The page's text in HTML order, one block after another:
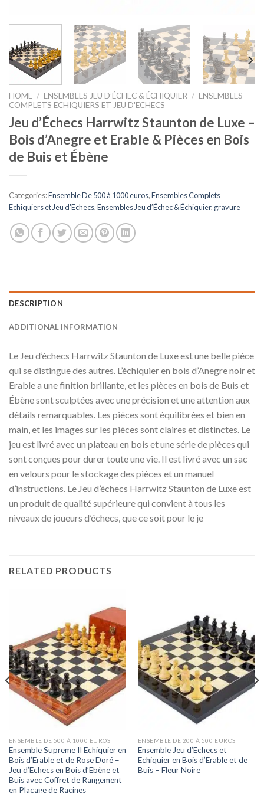
HOME / ENSEMBLES JEU D’ÉCHEC & ÉCHIQUIER / ENSEMBLES
COMPLETS ECHIQUIERS ET JEU D'ECHECS
Jeu d’Échecs Harrwitz Staunton de Luxe –
Bois d’Anegre et Erable & Pièces en Bois
de Buis et Ébène
Categories:Ensemble De 500 à 1000 euros,Ensembles Complets
Echiquiers et Jeu d'Echecs,Ensembles Jeu d’Échec & Échiquier, gravure
DESCRIPTION
ADDITIONAL INFORMATION
Le Jeu d’échecs Harrwitz Staunton de Luxe est une belle pièce
qui se distingue des autres. L’échiquier en bois d’Anegre noir et
Erable a une finition brillante, et les pièces en bois de Buis et
Ébène sont sculptées avec une précision et une attention aux
détails remarquables. Les pièces sont équilibrées et bien en
main, et les images sur les pièces sont claires et distinctes. Le
jeu est livré avec un plateau en bois et une série de pièces qui
sont conçues pour durer toute une vie. Il est livré avec un sac
en velours pour le stockage des pièces et un manuel
d’instructions. Le Jeu d’échecs Harrwitz Staunton de Luxe est
un produit de qualité supérieure qui convient à tous les
niveaux de joueurs d’échecs, que ce soit pour le je
RELATED PRODUCTS
ENSEMBLE DE 500 À 1000 EUROS
Ensemble Supreme II Echiquier en
Bois d’Erable et de Rose Doré –
Jeu d’Echecs en Bois d’Ebène et
Buis avec Coffret de Rangement
en Placage de Racines
ENSEMBLE DE 200 À 500 EUROS
Ensemble Jeu d’Echecs et
Echiquier en Bois d’Erable et de
Buis – Fleur Noire